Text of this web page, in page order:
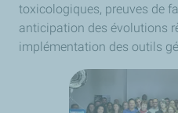
toxicologiques, preuves de
anticipation des évolutions
implémentation des outils